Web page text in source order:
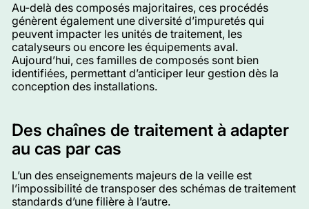
Au-delà des composés majoritaires, ces procédés
génèrent également une diversité d’impuretés qui
peuvent impacter les unités de traitement, les
catalyseurs ou encore les équipements aval.
Aujourd’hui, ces familles de composés sont bien
identifiées, permettant d’anticiper leur gestion dès la
conception des installations.
Des chaînes de traitement à adapter
au cas par cas
L’un des enseignements majeurs de la veille est
l’impossibilité de transposer des schémas de traitement
standards d’une filière à l’autre.